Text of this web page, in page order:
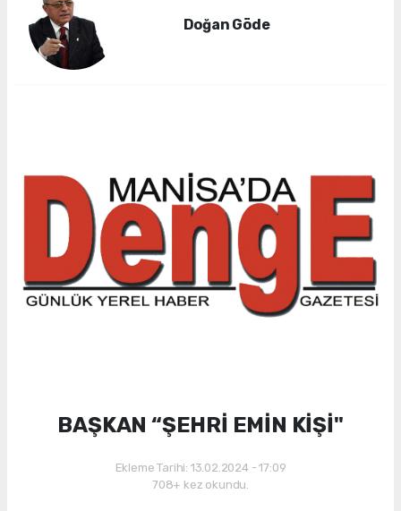
Doğan Göde
BAŞKAN “ŞEHRİ EMİN KİŞİ"
Ekleme Tarihi: 13.02.2024 - 17:09
708+ kez okundu.